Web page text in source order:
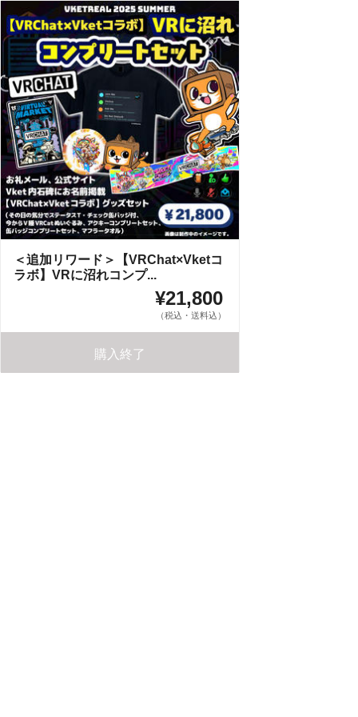
＜追加リワード＞【VRChat×Vketコ
ラボ】VRに沼れコンプ...
¥21,800
（税込・送料込）
購入終了